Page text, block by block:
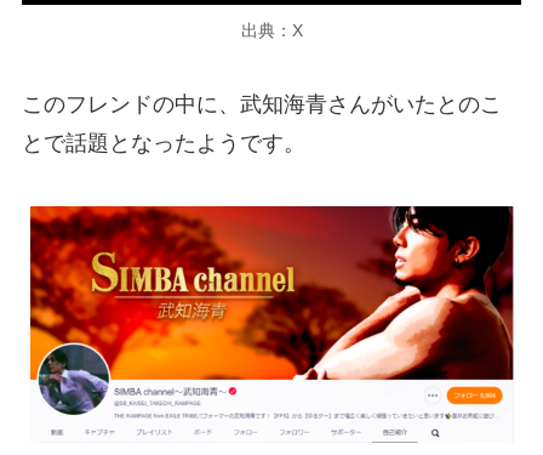
出典：X
このフレンドの中に、武知海青さんがいたとのこ
とで話題となったようです。